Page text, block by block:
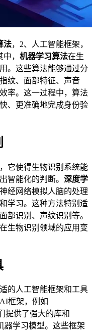
法，2、人工智能框架，
， 机器学习算法在生
。这些算法能够通过分
纹、面部特征、声音
率。这一过程中，算法
、更准确地完成身份验
它使得生物识别系统能
智能化的判断。 深度学
经网络模拟人脑的处理
学习。这种方法特别适
部识别、声纹识别等。
生物识别领域的应用变
的人工智能框架和工具
框架，例如
提供了强大的库和
器学习模型。这些框架